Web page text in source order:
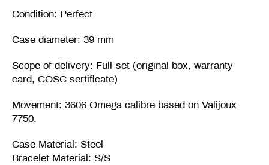
Condition: Perfect
Case diameter: 39 mm
Scope of delivery: Full-set (original box, warranty
card, COSC sertificate)
Movement: 3606 Omega calibre based on Valijoux
7750.
Case Material: Steel
Bracelet Material: S/S